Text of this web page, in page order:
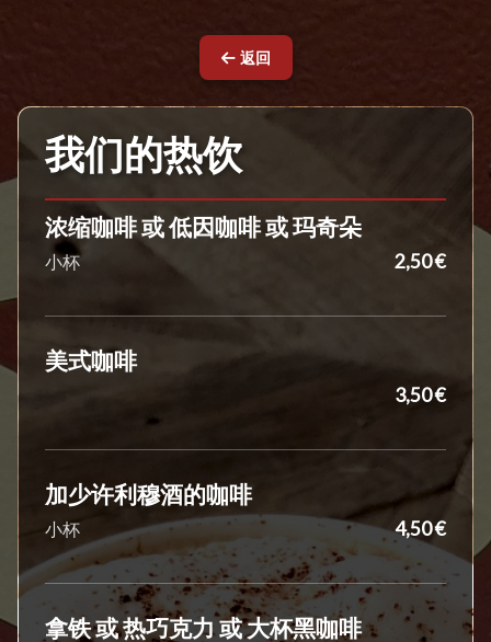
返回
我们的热饮
浓缩咖啡 或 低因咖啡 或 玛奇朵
小杯 2,50 €
美式咖啡
3,50 €
加少许利穆酒的咖啡
小杯 4,50 €
拿铁 或 热巧克力 或 大杯黑咖啡